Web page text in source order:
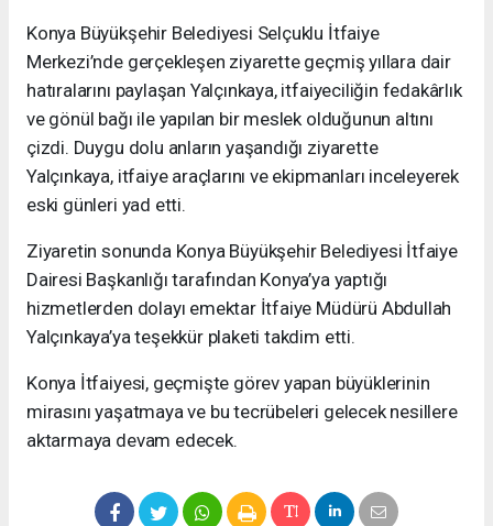
Konya Büyükşehir Belediyesi Selçuklu İtfaiye
Merkezi’nde gerçekleşen ziyarette geçmiş yıllara dair
hatıralarını paylaşan Yalçınkaya, itfaiyeciliğin fedakârlık
ve gönül bağı ile yapılan bir meslek olduğunun altını
çizdi. Duygu dolu anların yaşandığı ziyarette
Yalçınkaya, itfaiye araçlarını ve ekipmanları inceleyerek
eski günleri yad etti.
Ziyaretin sonunda Konya Büyükşehir Belediyesi İtfaiye
Dairesi Başkanlığı tarafından Konya’ya yaptığı
hizmetlerden dolayı emektar İtfaiye Müdürü Abdullah
Yalçınkaya’ya teşekkür plaketi takdim etti.
Konya İtfaiyesi, geçmişte görev yapan büyüklerinin
mirasını yaşatmaya ve bu tecrübeleri gelecek nesillere
aktarmaya devam edecek.